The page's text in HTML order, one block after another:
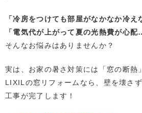
「冷房をつけても部屋がなかなか冷え
「電気代が上がって夏の光熱費が心配
そんなお悩みはありませんか？
実は、お家の暑さ対策には「窓の断熱
LIXILの窓リフォームなら、壁を壊さ
工事が完了します！